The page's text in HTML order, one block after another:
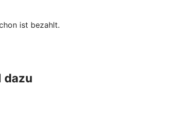
ist bezahlt.
dazu